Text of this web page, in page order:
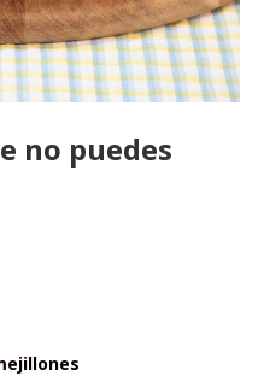
no puedes